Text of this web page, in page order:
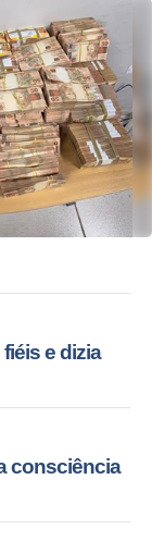
e dizia
consciência